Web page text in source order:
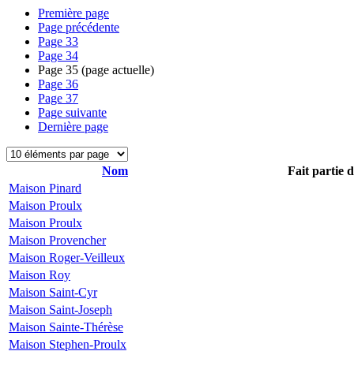
Première page
Page précédente
Page 33
Page 34
Page 35 (page actuelle)
Page 36
Page 37
Page suivante
Dernière page
Nom
Fait partie
Maison Pinard
Maison Proulx
Maison Proulx
Maison Provencher
Maison Roger-Veilleux
Maison Roy
Maison Saint-Cyr
Maison Saint-Joseph
Maison Sainte-Thérèse
Maison Stephen-Proulx